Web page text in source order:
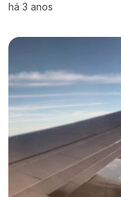
há 3 anos